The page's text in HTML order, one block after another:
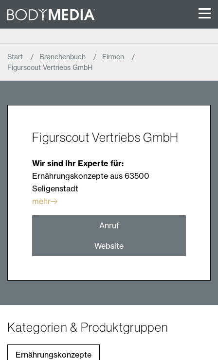
Start Branchenbuch
Firmen
Figurscout Vertriebs GmbH
Figurscout Vertriebs GmbH
Wir sind Ihr Experte für:
Ernährungskonzepte aus 63500
Seligenstadt
mehr
Anruf
Website
Kategorien & Produktgruppen
Ernährungskonzepte